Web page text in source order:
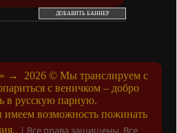
ДОБАВИТЬ БАННЕР
→ 2026© Мы транслируем с
с веничком – добро
в русскую парную.
имеем возможность пожинать
| Все права защищены. Все